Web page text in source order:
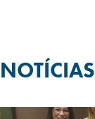
NOTÍCIAS